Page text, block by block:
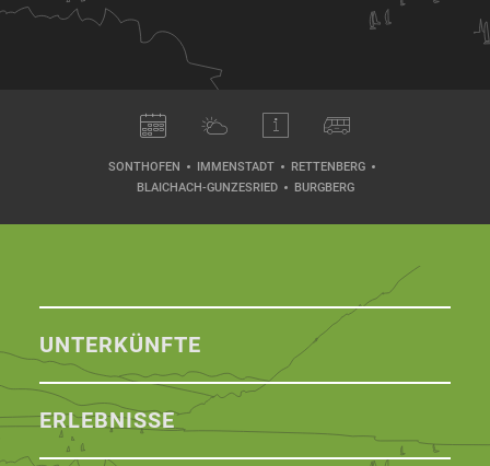
SONTHOFEN IMMENSTADT
RETTENBERG
BLAICHACH-GUNZESRIED
BURGBERG
UNTERKÜNFTE
ERLEBNISSE